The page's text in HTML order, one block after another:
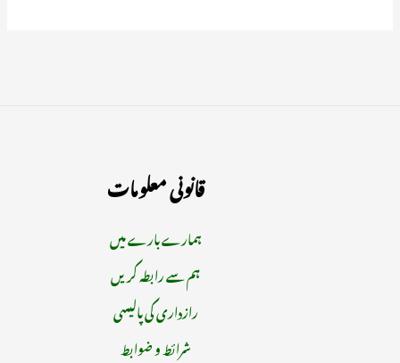
قانونی معلومات
ہمارے بارے میں
ہم سے رابطہ کریں
رازداری کی پالیسی
شرائط و ضوابط